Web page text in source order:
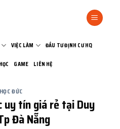
VIỆC LÀM ĐẦU TƯ ĐỊNH CƯ HQ
GAME LIÊN HỆ
ĐỨC
uy tín giá rẻ tại Duy
Đà Nẵng